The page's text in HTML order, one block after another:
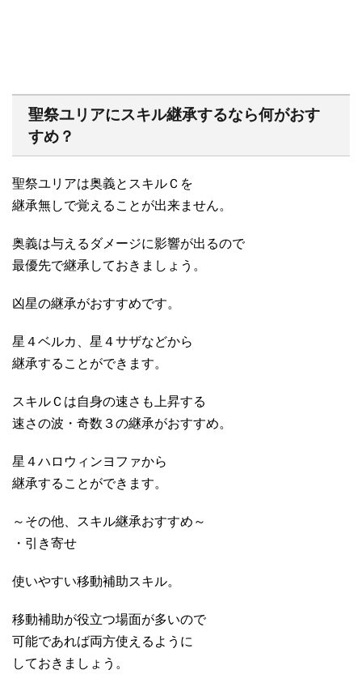
聖祭ユリアにスキル継承するなら何がおす
すめ？
聖祭ユリアは奥義とスキルＣを
継承無しで覚えることが出来ません。
奥義は与えるダメージに影響が出るので
最優先で継承しておきましょう。
凶星の継承がおすすめです。
星４ベルカ、星４サザなどから
継承することができます。
スキルＣは自身の速さも上昇する
速さの波・奇数３の継承がおすすめ。
星４ハロウィンヨファから
継承することができます。
～その他、スキル継承おすすめ～
・引き寄せ
使いやすい移動補助スキル。
移動補助が役立つ場面が多いので
可能であれば両方使えるように
しておきましょう。